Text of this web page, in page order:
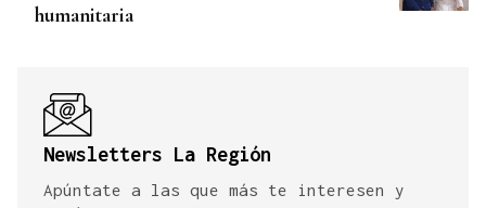
humanitaria
Newsletters La Región
Apúntate a las que más te interesen y